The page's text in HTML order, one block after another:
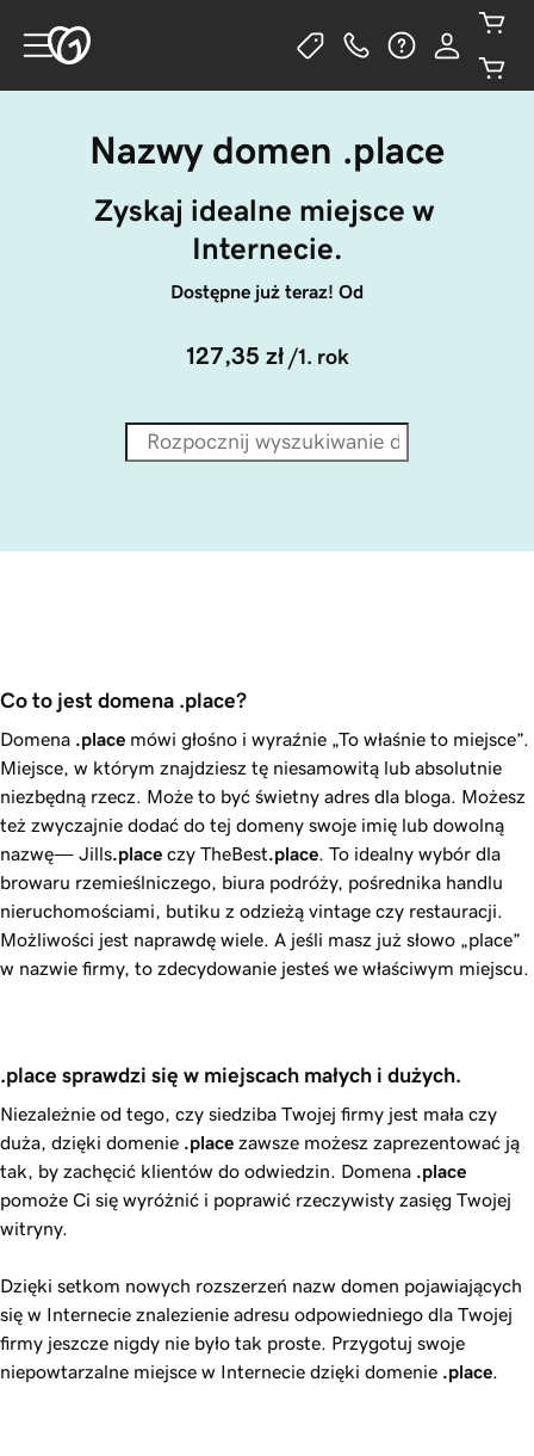
Nazwy domen .place
Zyskaj idealne miejsce w
Internecie.
Dostępne już teraz! Od
127,35 zł /1. rok
Co to jest domena .place?
Domena .place mówi głośno i wyraźnie „To właśnie to miejsce”.
Miejsce, w którym znajdziesz tę niesamowitą lub absolutnie
niezbędną rzecz. Może to być świetny adres dla bloga. Możesz
też zwyczajnie dodać do tej domeny swoje imię lub dowolną
nazwę— Jills.place czy TheBest.place . To idealny wybór dla
browaru rzemieślniczego, biura podróży, pośrednika handlu
nieruchomościami, butiku z odzieżą vintage czy restauracji.
Możliwości jest naprawdę wiele. A jeśli masz już słowo „place”
w nazwie firmy, to zdecydowanie jesteś we właściwym miejscu.
.place sprawdzi się w miejscach małych i dużych.
Niezależnie od tego, czy siedziba Twojej firmy jest mała czy
duża, dzięki domenie .place zawsze możesz zaprezentować ją
tak, by zachęcić klientów do odwiedzin. Domena .place
pomoże Ci się wyróżnić i poprawić rzeczywisty zasięg Twojej
witryny.
Dzięki setkom nowych rozszerzeń nazw domen pojawiających
się w Internecie znalezienie adresu odpowiedniego dla Twojej
firmy jeszcze nigdy nie było tak proste. Przygotuj swoje
niepowtarzalne miejsce w Internecie dzięki domenie .place